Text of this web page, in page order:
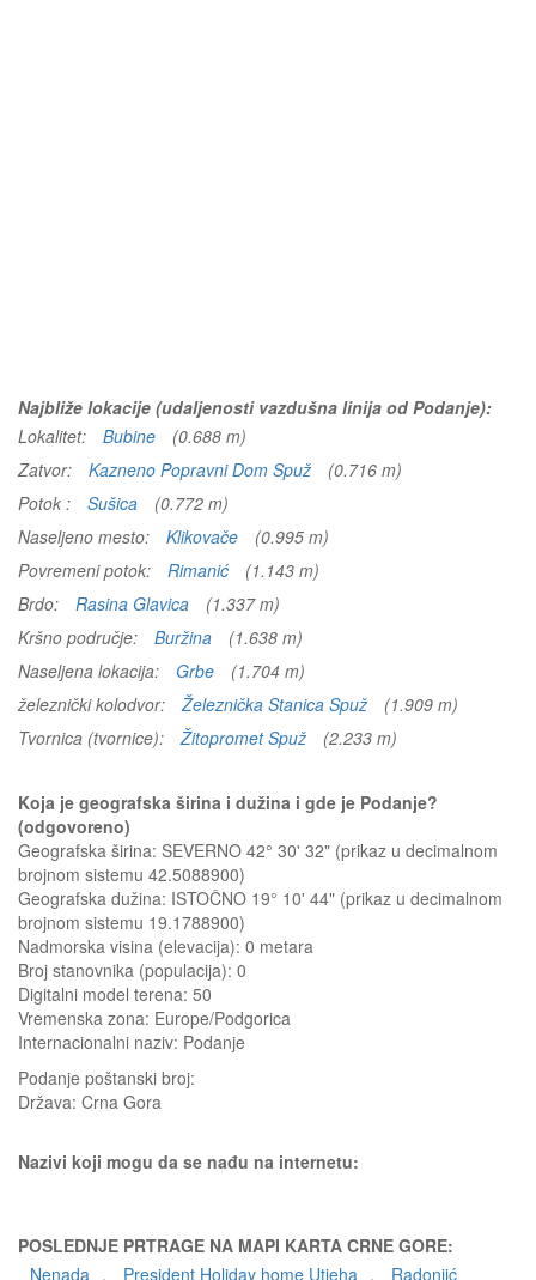
Najbliže lokacije (udaljenosti vazdušna linija od Podanje):
Lokalitet:
Bubine
(0.688 m)
Zatvor:
Kazneno Popravni Dom Spuž
(0.716 m)
Potok :
Sušica
(0.772 m)
Naseljeno mesto:
Klikovače
(0.995 m)
Povremeni potok:
Rimanić
(1.143 m)
Brdo:
Rasina Glavica
(1.337 m)
Kršno područje:
Buržina
(1.638 m)
Naseljena lokacija:
Grbe
(1.704 m)
železnički kolodvor:
Železnička Stanica Spuž
(1.909 m)
Tvornica (tvornice):
Žitopromet Spuž (2.233 m)
Koja je geografska širina i dužina i gde je Podanje?
(odgovoreno)
Geografska širina: SEVERNO 42° 30' 32" (prikaz u decimalnom
brojnom sistemu 42.5088900)
Geografska dužina: ISTOČNO 19° 10' 44" (prikaz u decimalnom
brojnom sistemu 19.1788900)
Nadmorska visina (elevacija): 0 metara
Broj stanovnika (populacija): 0
Digitalni model terena: 50
Vremenska zona: Europe/Podgorica
Internacionalni naziv: Podanje
Podanje poštanski broj:
Država: Crna Gora
Nazivi koji mogu da se nađu na internetu:
POSLEDNJE PRTRAGE NA MAPI KARTA CRNE GORE:
Nenada , President Holiday home Utjeha , Radonjić